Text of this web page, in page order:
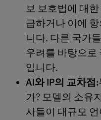
보 보호법에 대
급하거나 이에
니다. 다른 국가
우려를 바탕으로
입니다.
AI와 IP의 교차점:
가? 모델의 소유
사들이 대규모